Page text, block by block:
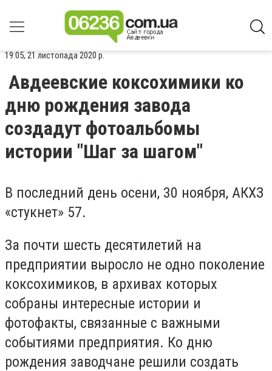
19:05, 21 листопада 2020 р.
Авдеевские коксохимики ко
дню рождения завода
создадут фотоальбомы
истории "Шаг за шагом"
В последний день осени, 30 ноября, АКХЗ
«стукнет» 57.
За почти шесть десятилетий на
предприятии выросло не одно поколение
коксохимиков, в архивах которых
собраны интересные истории и
фотофакты, связанные с важными
событиями предприятия. Ко дню
рождения заводчане решили создать